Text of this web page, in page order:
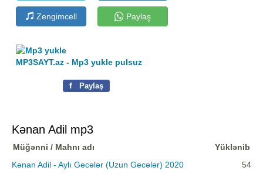
Zengimcell Paylaş
MP3SAYT.az - Mp3 yukle pulsuz
f Paylaş
Kənan Adil mp3
Müğənni / Mahnı adı
Yüklənib
Kənan Adil - Aylı Gecələr (Uzun Gecələr) 2020
54